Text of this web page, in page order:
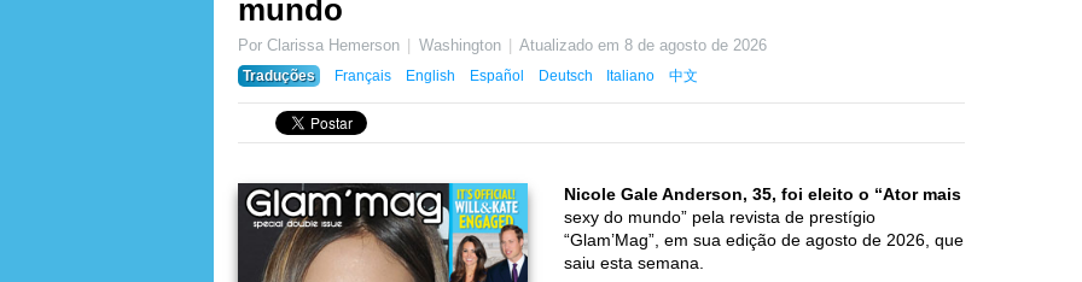
mundo
Por Clarissa Hemerson Washington Atualizado em8 de agosto de 2026
Traduções
Français English Español Deutsch Italiano 中文
Nicole Gale Anderson, 35, foi eleito o “Ator mais
sexy do mundo” pela revista de prestígio
“Glam’Mag”, em sua edição de agosto de 2026, que
saiu esta semana.